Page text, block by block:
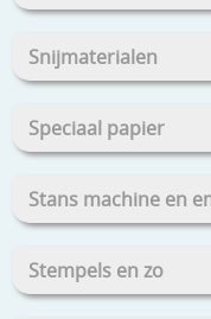
Snijmaterialen
Speciaal papier
Stans machine en
Stempels en zo